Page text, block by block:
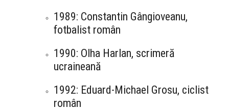
1989: Constantin Gângioveanu,
fotbalist român
1990: Olha Harlan, scrimeră
ucraineană
1992: Eduard-Michael Grosu, ciclist
român